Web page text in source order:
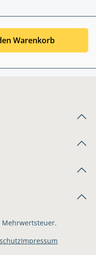
Warenkorb
Mehrwertsteuer.
Impressum